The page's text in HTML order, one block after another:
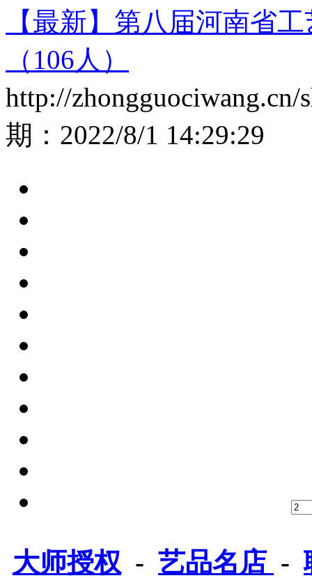
【最新】第八届河南省
（106人）
http://zhongguociwang.cn/
期： 2022/8/1 14:29:29
大师授权 - 艺品名店 -